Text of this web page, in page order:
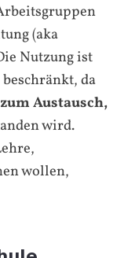
(aka
Nutzung ist
da
Austausch,
wird.
wollen,